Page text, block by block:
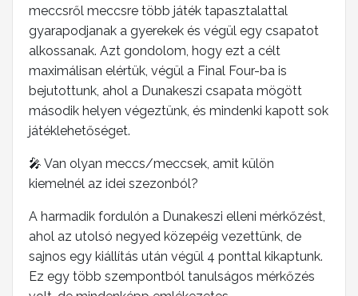
meccsről meccsre több játék tapasztalattal
gyarapodjanak a gyerekek és végül egy csapatot
alkossanak. Azt gondolom, hogy ezt a célt
maximálisan elértük, végül a Final Four-ba is
bejutottunk, ahol a Dunakeszi csapata mögött
második helyen végeztünk, és mindenki kapott sok
játéklehetőséget.
🎤 Van olyan meccs/meccsek, amit külön
kiemelnél az idei szezonból?
A harmadik fordulón a Dunakeszi elleni mérkőzést,
ahol az utolsó negyed közepéig vezettünk, de
sajnos egy kiállítás után végül 4 ponttal kikaptunk.
Ez egy több szempontból tanulságos mérkőzés